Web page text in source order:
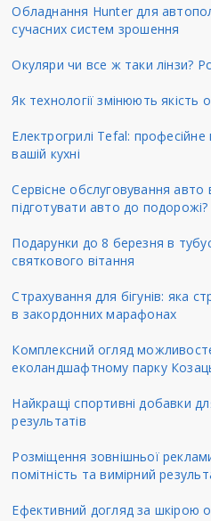
Обладнання Hunter для
сучасних систем зрошення
Окуляри чи все ж таки лінзи?
Як технології змінюють якість
Електрогрилі Tefal:
вашій кухні
Сервісне обслуговування авто
підготувати авто до подорожі?
Подарунки до 8 березня в
святкового вітання
Страхування для бігунів: яка
в закордонних марафонах
Комплексний огляд
еколандшафтному парку
Найкращі спортивні добавки
результатів
Розміщення зовнішньої
помітність та вимірний
Ефективний догляд за шкірою